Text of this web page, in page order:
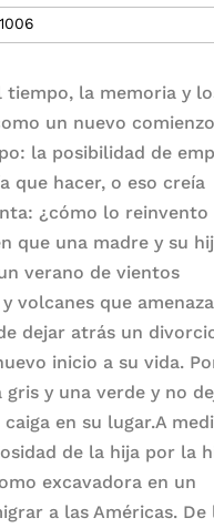
tiempo, la memoria y
un nuevo
la posibilidad de
que hacer, o eso creía
¿cómo lo reinvento
que una madre y su
verano de vientos
volcanes que
dejar atrás un
inicio a su vida.
y una verde y no
en su lugar.A
de la hija por la
excavadora en un
a las Américas. De